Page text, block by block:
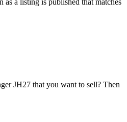
as a listing is published that matches
JH27 that you want to sell? Then